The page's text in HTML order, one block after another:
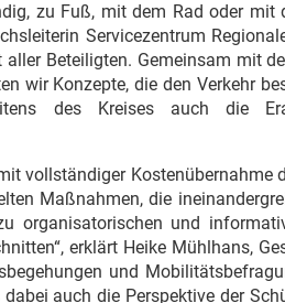
zu Fuß, mit dem Rad oder mit
Servicezentrum
Beteiligten. Gemeinsam mit
wir Konzepte, die den Verkehr
des Kreises auch die
vollständiger Kostenübernahme
Maßnahmen, die
organisatorischen und
erklärt Heike Mühlhans,
und
auch die Perspektive der